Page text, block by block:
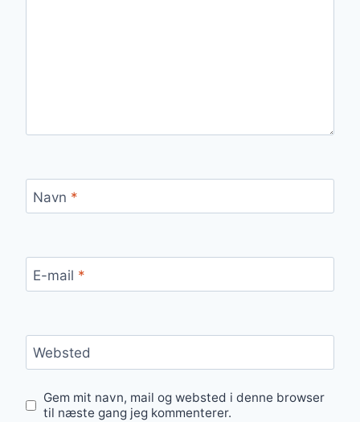
Navn *
E-mail *
Websted
Gem mit navn, mail og websted i denne browser
til næste gang jeg kommenterer.